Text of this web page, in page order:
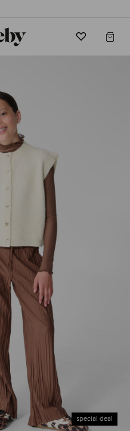
special deal